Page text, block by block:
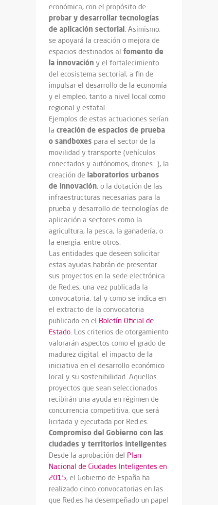
económica, con el propósito de
probar y desarrollar tecnologías
de aplicación sectorial . Asimismo,
se apoyará la creación o mejora de
espacios destinados al fomento de
la innovación y el fortalecimiento
del ecosistema sectorial, a fin de
impulsar el desarrollo de la economía
y el empleo, tanto a nivel local como
regional y estatal.
Ejemplos de estas actuaciones serían
la creación de espacios de prueba
o sandboxes para el sector de la
movilidad y transporte (vehículos
conectados y autónomos, drones…), la
creación de laboratorios urbanos
de innovación, o la dotación de las
infraestructuras necesarias para la
prueba y desarrollo de tecnologías de
aplicación a sectores como la
agricultura, la pesca, la ganadería, o
la energía, entre otros.
Las entidades que deseen solicitar
estas ayudas habrán de presentar
sus proyectos en la sede electrónica
de Red.es, una vez publicada la
convocatoria, tal y como se indica en
el extracto de la convocatoria
publicado en el Boletín Oficial de
Estado . Los criterios de otorgamiento
valorarán aspectos como el grado de
madurez digital, el impacto de la
iniciativa en el desarrollo económico
local y su sostenibilidad. Aquellos
proyectos que sean seleccionados
recibirán una ayuda en régimen de
concurrencia competitiva, que será
licitada y ejecutada por Red.es.
Compromiso del Gobierno con las
ciudades y territorios inteligentes
Desde la aprobación del Plan
Nacional de Ciudades Inteligentes en
2015, el Gobierno de España ha
realizado cinco convocatorias en las
que Red.es ha desempeñado un papel